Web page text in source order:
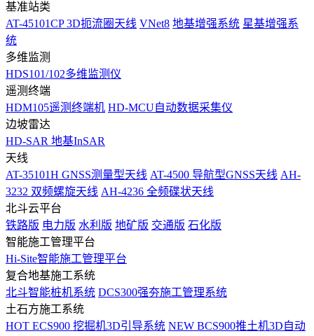
基准站类
AT-45101CP 3D扼流圈天线 VNet8 地基增强系统 星基增强系
统
多维监测
HDS101/102多维监测仪
遥测终端
HDM105遥测终端机 HD-MCU自动数据采集仪
边坡雷达
HD-SAR 地基InSAR
天线
AT-35101H GNSS测量型天线 AT-4500 导航型GNSS天线 AH-
3232 双频螺旋天线 AH-4236 全频碟状天线
北斗云平台
铁路版 电力版 水利版 地矿版 交通版 石化版
智能施工管理平台
Hi-Site智能施工管理平台
复合地基施工系统
北斗智能桩机系统 DCS300强夯施工管理系统
土石方施工系统
HOT ECS900 挖掘机3D引导系统 NEW BCS900推土机3D自动